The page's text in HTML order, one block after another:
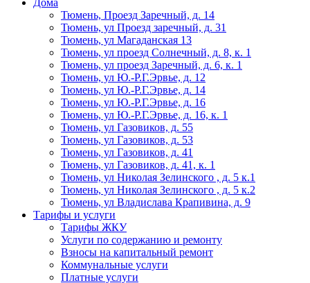
Дома
Тюмень, Проезд Заречный, д. 14
Тюмень, ул Проезд заречный, д. 31
Тюмень, ул Магаданская 13
Тюмень, ул проезд Солнечный, д. 8, к. 1
Тюмень, ул проезд Заречный, д. 6, к. 1
Тюмень, ул Ю.-Р.Г.Эрвье, д. 12
Тюмень, ул Ю.-Р.Г.Эрвье, д. 14
Тюмень, ул Ю.-Р.Г.Эрвье, д. 16
Тюмень, ул Ю.-Р.Г.Эрвье, д. 16, к. 1
Тюмень, ул Газовиков, д. 55
Тюмень, ул Газовиков, д. 53
Тюмень, ул Газовиков, д. 41
Тюмень, ул Газовиков, д. 41, к. 1
Тюмень, ул Николая Зелинского , д. 5 к.1
Тюмень, ул Николая Зелинского , д. 5 к.2
Тюмень, ул Владислава Крапивина, д. 9
Тарифы и услуги
Тарифы ЖКУ
Услуги по содержанию и ремонту
Взносы на капитальный ремонт
Коммунальные услуги
Платные услуги